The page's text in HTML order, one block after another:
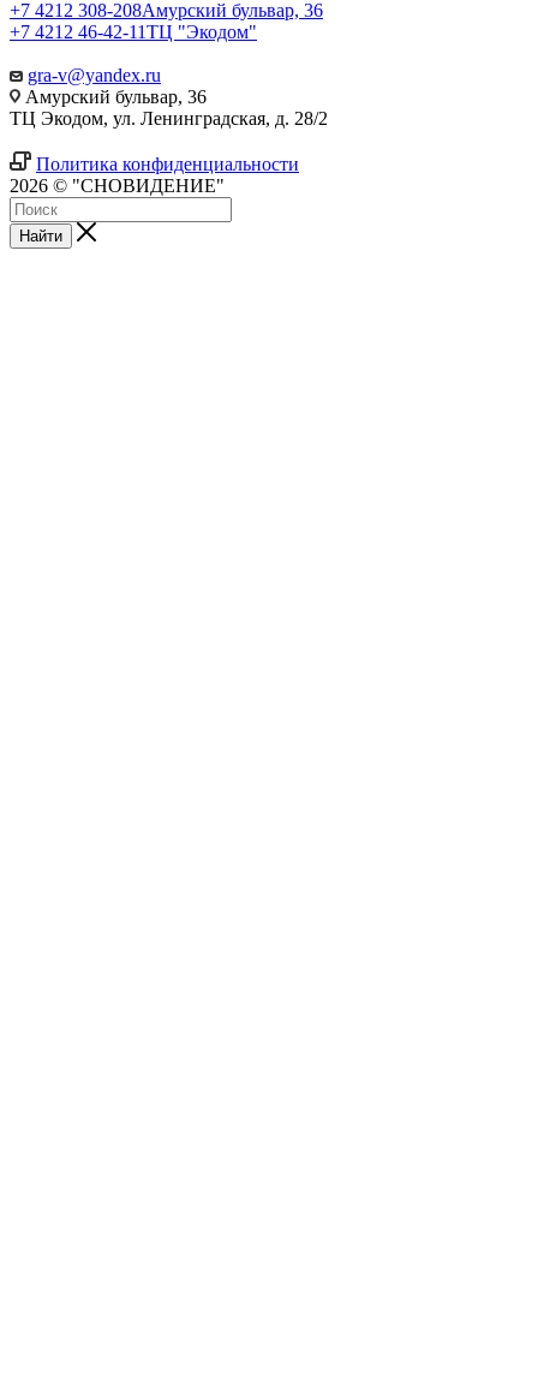
+7 4212 308-208Амурский бульвар, 36
+7 4212 46-42-11ТЦ "Экодом"
gra-v@yandex.ru
Амурский бульвар, 36
ТЦ Экодом, ул. Ленинградская, д. 28/2
Политика конфиденциальности
2026 © "СНОВИДЕНИЕ"
Найти